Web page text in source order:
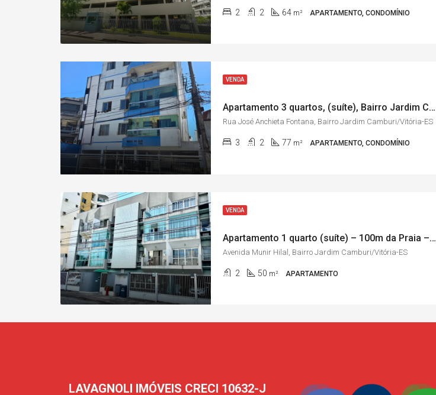
2 2 64 m² APARTAMENTO, CONDOMÍNIO
VENDA
Apartamento 3 quartos, (suíte), Bairro Jardim Camburi – Vitória ES
Rua José Anchieta Fontana, Bairro Jardim Camburi/Vitória-ES
3 2 77 m² APARTAMENTO, CONDOMÍNIO
VENDA
Apartamento 1 quarto (suíte) – 100m da Praia – Bairro Jardim Camburi/Vitória-ES
Avenida Munir Hilal, Bairro Jardim Camburi/Vitória-ES
2 50 m² APARTAMENTO
LAVAGNOLI IMÓVEIS CRECI 10632-J